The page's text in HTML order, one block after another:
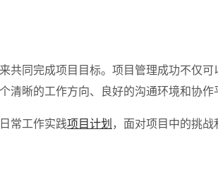
同完成项目目标。项目管理成功不仅
晰的工作方向、良好的沟通环境和协作
常工作实践项目计划 ，面对项目中的挑